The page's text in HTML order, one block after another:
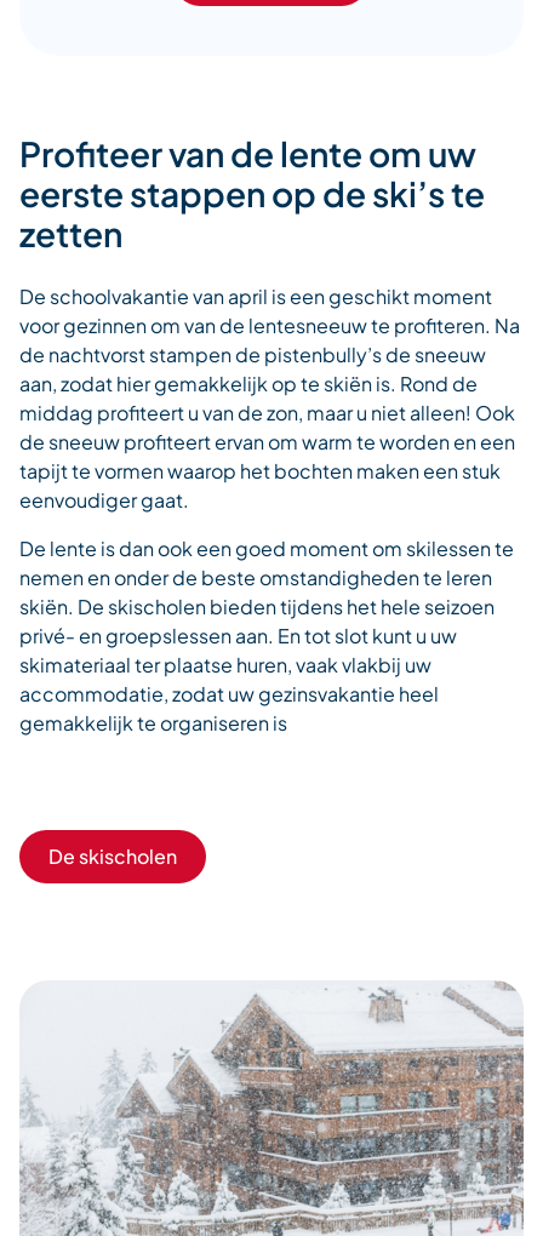
Profiteer van de lente om uw
eerste stappen op de ski’s te
zetten
De schoolvakantie van april is een geschikt moment
voor gezinnen om van de lentesneeuw te profiteren. Na
de nachtvorst stampen de pistenbully’s de sneeuw
aan, zodat hier gemakkelijk op te skiën is. Rond de
middag profiteert u van de zon, maar u niet alleen! Ook
de sneeuw profiteert ervan om warm te worden en een
tapijt te vormen waarop het bochten maken een stuk
eenvoudiger gaat.
De lente is dan ook een goed moment om skilessen te
nemen en onder de beste omstandigheden te leren
skiën. De skischolen bieden tijdens het hele seizoen
privé- en groepslessen aan. En tot slot kunt u uw
skimateriaal ter plaatse huren, vaak vlakbij uw
accommodatie, zodat uw gezinsvakantie heel
gemakkelijk te organiseren is
De skischolen